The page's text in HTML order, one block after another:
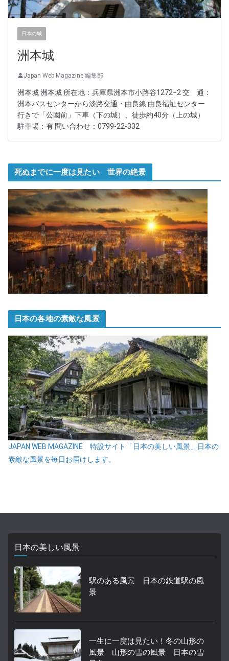
日本の城
洲本城
Japan Web Magazine 編集部
洲本城 洲本城 所在地：兵庫県洲本市小路谷1272−2 交 通：
洲本バスセンターから淡路交通・由良線 由良福祉センター
行きで「公園前」下車（下の城）、徒歩約40分（上の城）
駐車場：有 問い合わせ：0799-22-332
死ぬまでに一度は見たい 世界の絶景
日本の各地の素敵な風景
JAPAN WEB MAGAZINE 特設サイト「日本の美しい風景」日本の
素敵な風景を毎日お届けします。
日本の美しい風景
駅のある風景 日本の鉄道駅の風
景
一生に一度は見たい！冬の山形の
風景 山形の雪の風景 日本の雪